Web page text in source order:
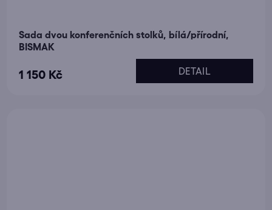
Sada dvou konferenčních stolků, bílá/přírodní,
BISMAK
1 150 Kč DETAIL